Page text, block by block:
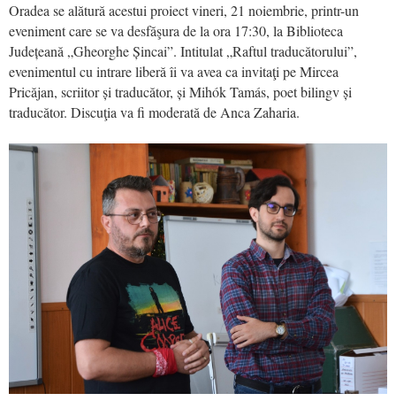
Oradea se alătură acestui proiect vineri, 21 noiembrie, printr-un
eveniment care se va desfăşura de la ora 17:30, la Biblioteca
Județeană „Gheorghe Șincai”. Intitulat „Raftul traducătorului”,
evenimentul cu intrare liberă îi va avea ca invitaţi pe Mircea
Pricăjan, scriitor și traducător, și Mihók Tamás, poet bilingv și
traducător. Discuţia va fi moderată de Anca Zaharia.